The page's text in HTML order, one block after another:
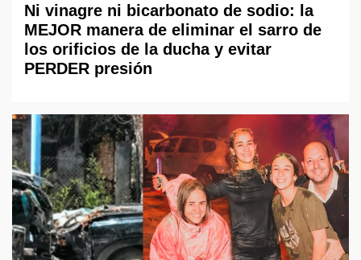
Ni vinagre ni bicarbonato de sodio: la
MEJOR manera de eliminar el sarro de
los orificios de la ducha y evitar
PERDER presión